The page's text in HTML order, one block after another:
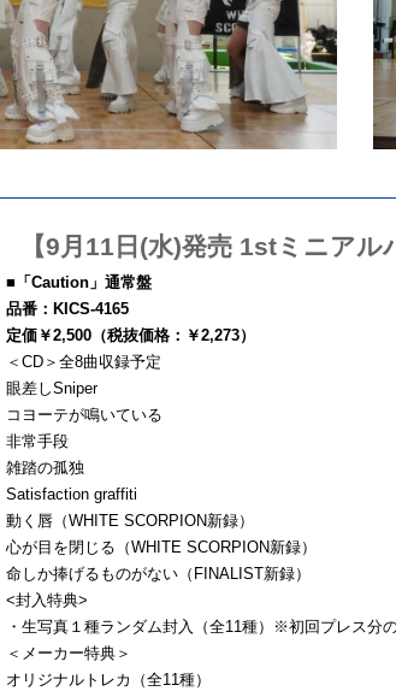
【9月11日(水)発売 1stミニアル
■「Caution」通常盤
品番：KICS-4165
定価￥2,500（税抜価格：￥2,273）
＜CD＞全8曲収録予定
眼差しSniper
コヨーテが鳴いている
非常手段
雑踏の孤独
Satisfaction graffiti
動く唇（WHITE SCORPION新録）
心が目を閉じる（WHITE SCORPION新録）
命しか捧げるものがない（FINALIST新録）
<封入特典>
・生写真１種ランダム封入（全11種）※初回プレス分
＜メーカー特典＞
オリジナルトレカ（全11種）